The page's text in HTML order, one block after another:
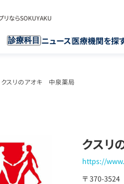
リならSOKUYAKU
診療科目 ニュース医療機関を探
クスリのアオキ 中泉薬局
クスリ
https://
〒 370-3524